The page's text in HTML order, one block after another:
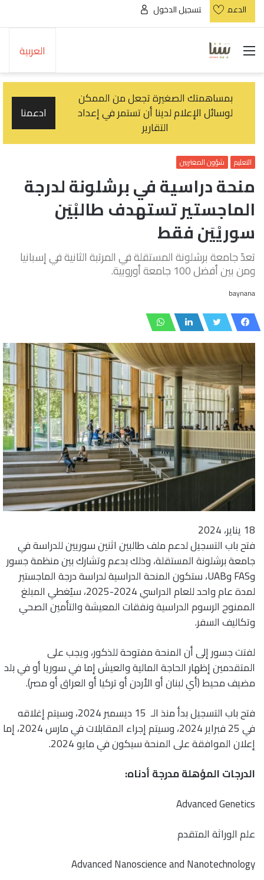
الدعم تسجيل الدخول
العربية القائمة
بمساهمتك الصغيرة تجعل من الممكن
لوسائل الإعلام لدينا أن تستمر في إعداد
التقارير
ادعمنا
التعليم شؤون المغتربين
منحة دراسية في برشلونة لدرجة
الماجستير تستهدف طالبْيَن
سوريْيَن فقط
تعدّ جامعة برشلونة المستقلة في المرتبة الثانية في إسبانيا
ومن بين أفضل 100 جامعة أوروبية.
baynana
18 يناير، 2024
فتح باب التسجيل لدعم ملف طالبين اثنين سوريين للدراسة في
جامعة برشلونة المستقلة، وذلك بدعم وتشارك بين منظمة جسور
وFAS وUAB، ستكون المنحة الدراسية لدراسة درجة الماجستير
لمدة عام واحد للعام الدراسي 2024-2025، سيُغطي المبلغ
الممنوح الرسوم الدراسية ونفقات المعيشة والتأمين الصحي
وتكاليف السفر.
لفتت جسور إلى أن المنحة مفتوحة للذكور، ويجب على
المتقدمين إظهار الحاجة المالية والعيش إما في سوريا أو في بلد
مضيف محيط (أي لبنان أو الأردن أو تركيا أو العراق أو مصر).
فتح باب التسجيل بدأ منذ الـ 15 ديسمبر 2024، وسيتم إغلاقه
في 25 فبراير 2024، وسيتم إجراء المقابلات في مارس 2024، إما
إعلان الموافقة على المنحة سيكون في مايو 2024.
الدرجات المؤهلة مدرجة أدناه:
Advanced Genetics
علم الوراثة المتقدم
Advanced Nanoscience and Nanotechnology